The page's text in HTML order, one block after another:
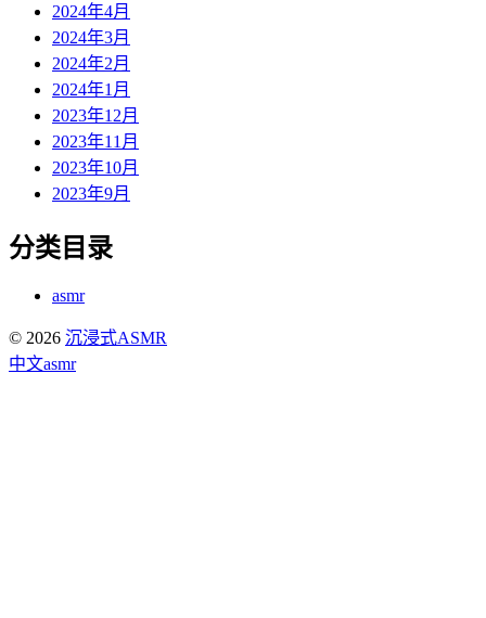
2024年4月
2024年3月
2024年2月
2024年1月
2023年12月
2023年11月
2023年10月
2023年9月
分类目录
asmr
© 2026 沉浸式ASMR
中文asmr